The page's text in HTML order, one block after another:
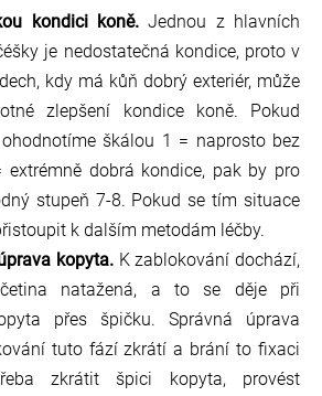
kondici koně. Jednou z hlavních
je nedostatečná kondice, proto v
kdy má kůň dobrý exteriér, může
zlepšení kondice koně. Pokud
škálou 1 = naprosto bez
extrémně dobrá kondice, pak by pro
stupeň 7-8. Pokud se tím situace
k dalším metodám léčby.
kopyta. K zablokování dochází,
natažená, a to se děje při
přes špičku. Správná úprava
tuto fází zkrátí a brání to fixaci
zkrátit špici kopyta, provést